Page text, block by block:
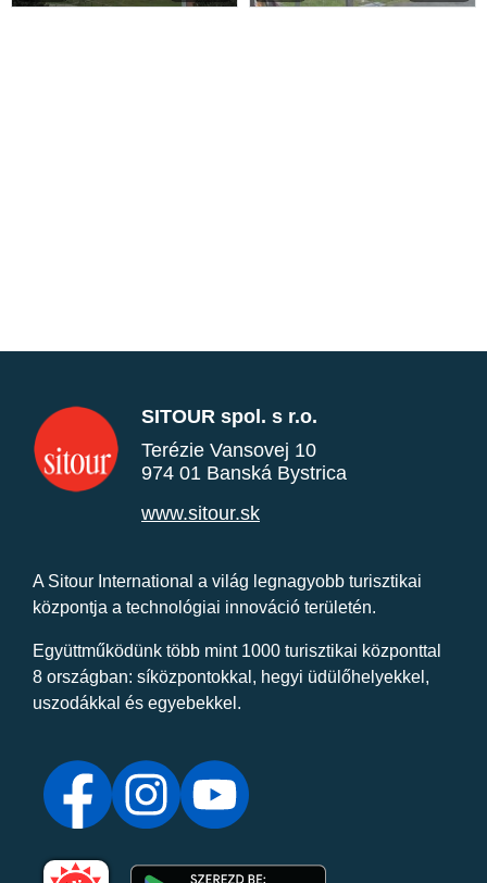
SITOUR spol. s r.o.
Terézie Vansovej 10
974 01 Banská Bystrica
www.sitour.sk
A Sitour International a világ legnagyobb turisztikai
központja a technológiai innováció területén.
Együttműködünk több mint 1000 turisztikai központtal
8 országban: síközpontokkal, hegyi üdülőhelyekkel,
uszodákkal és egyebekkel.